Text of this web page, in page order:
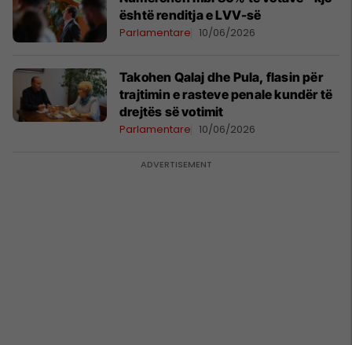
është renditja e LVV-së
Parlamentare 10/06/2026
Takohen Qalaj dhe Pula, flasin për
trajtimin e rasteve penale kundër të
drejtës së votimit
Parlamentare 10/06/2026